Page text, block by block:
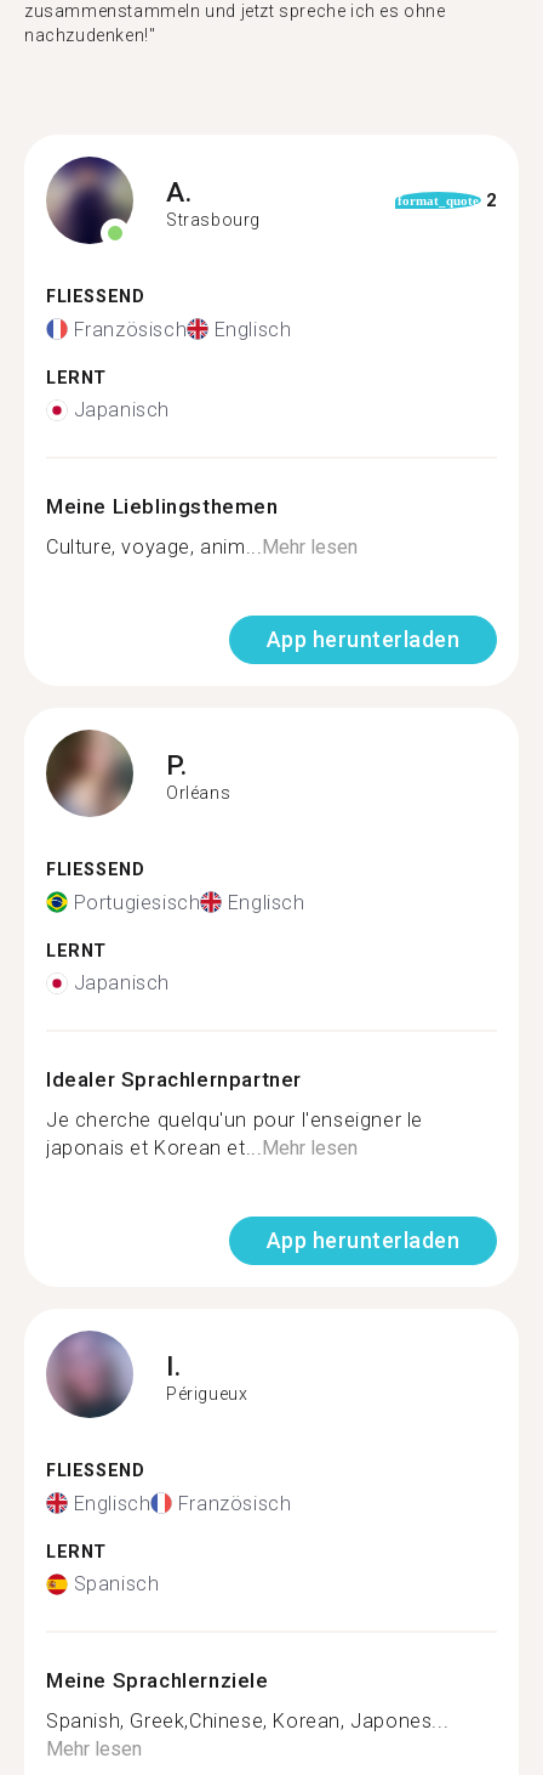
zusammenstammeln und jetzt spreche ich es ohne
nachzudenken!"
A.
Strasbourg
format_quote 2
FLIESSEND
Französisch Englisch
LERNT
Japanisch
Meine Lieblingsthemen
Culture, voyage, anim...Mehr lesen
App herunterladen
P.
Orléans
FLIESSEND
Portugiesisch Englisch
LERNT
Japanisch
Idealer Sprachlernpartner
Je cherche quelqu'un pour l'enseigner le
japonais et Korean et...Mehr lesen
App herunterladen
I.
Périgueux
FLIESSEND
Englisch Französisch
LERNT
Spanisch
Meine Sprachlernziele
Spanish, Greek,Chinese, Korean, Japones...
Mehr lesen